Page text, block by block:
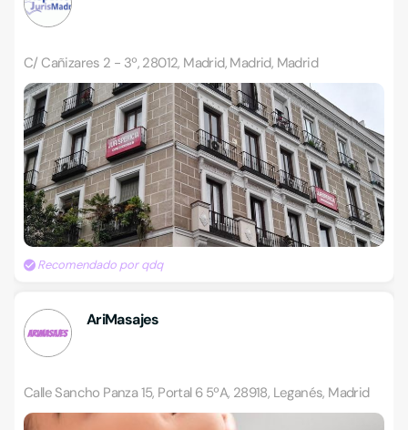
C/ Cañizares 2 - 3º, 28012, Madrid, Madrid, Madrid
Recomendado por qdq
AriMasajes
Calle Sancho Panza 15, Portal 6 5ºA, 28918, Leganés, Madrid